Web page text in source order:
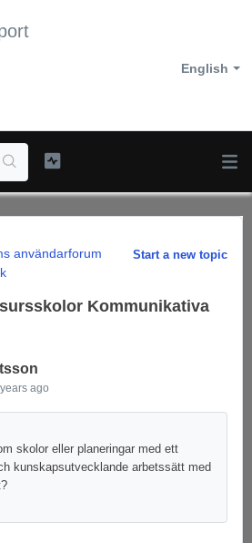
English
Start a new topic
användarforum
Kommunikativa
ago
skolor eller planeringar med ett
kunskapsutvecklande arbetssätt med